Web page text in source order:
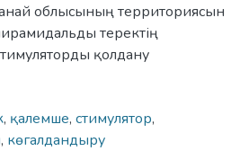
облысының территориясын
теректің
қолдану
, қалемше, стимулятор,
, көгалдандыру